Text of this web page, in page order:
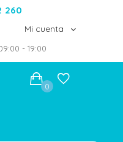
260
Mi cuenta
- 19:00
0